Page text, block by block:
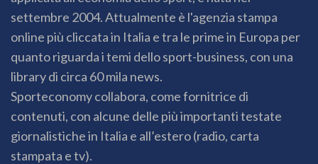
settembre 2004. Attualmente è l'agenzia stampa
online più cliccata in Italia e tra le prime in Europa per
quanto riguarda i temi dello sport-business, con una
library di circa 60 mila news.
Sporteconomy collabora, come fornitrice di
contenuti, con alcune delle più importanti testate
giornalistiche in Italia e all’estero (radio, carta
stampata e tv).